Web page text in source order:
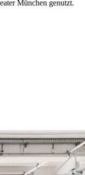
München genutzt.